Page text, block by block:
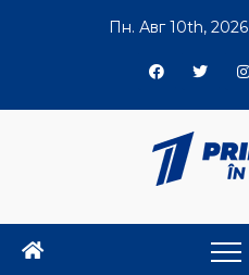
Пн. Авг 10th, 2026